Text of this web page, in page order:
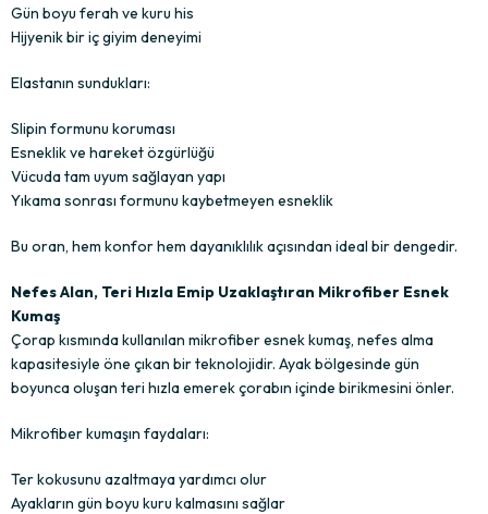
Gün boyu ferah ve kuru his
Hijyenik bir iç giyim deneyimi
Elastanın sundukları:
Slipin formunu koruması
Esneklik ve hareket özgürlüğü
Vücuda tam uyum sağlayan yapı
Yıkama sonrası formunu kaybetmeyen esneklik
Bu oran, hem konfor hem dayanıklılık açısından ideal bir dengedir.
Nefes Alan, Teri Hızla Emip Uzaklaştıran Mikrofiber Esnek
Kumaş
Çorap kısmında kullanılan mikrofiber esnek kumaş, nefes alma
kapasitesiyle öne çıkan bir teknolojidir. Ayak bölgesinde gün
boyunca oluşan teri hızla emerek çorabın içinde birikmesini önler.
Mikrofiber kumaşın faydaları:
Ter kokusunu azaltmaya yardımcı olur
Ayakların gün boyu kuru kalmasını sağlar